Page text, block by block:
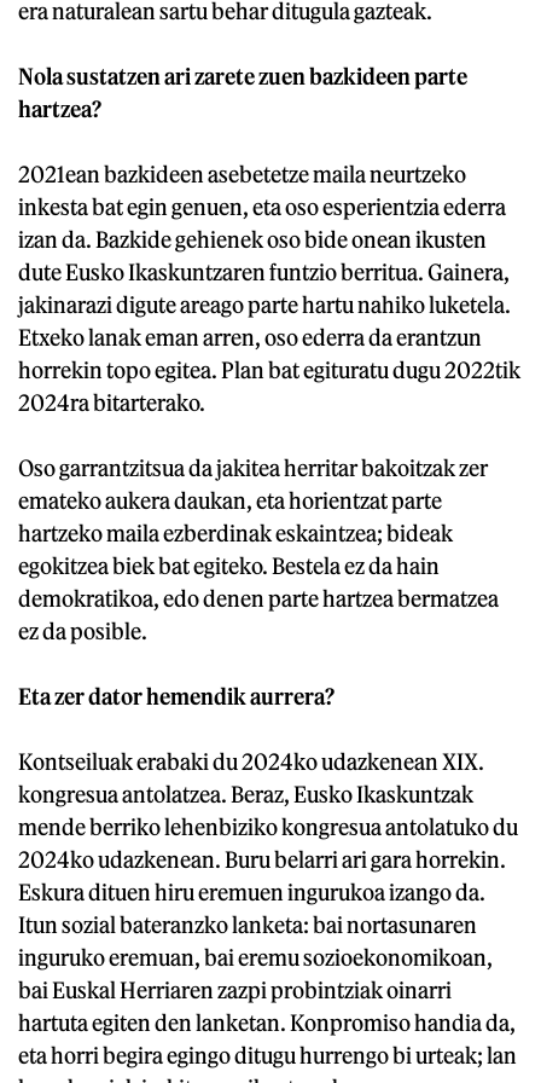
era naturalean sartu behar ditugula gazteak.
Nola sustatzen ari zarete zuen bazkideen parte
hartzea?
2021ean bazkideen asebetetze maila neurtzeko
inkesta bat egin genuen, eta oso esperientzia ederra
izan da. Bazkide gehienek oso bide onean ikusten
dute Eusko Ikaskuntzaren funtzio berritua. Gainera,
jakinarazi digute areago parte hartu nahiko luketela.
Etxeko lanak eman arren, oso ederra da erantzun
horrekin topo egitea. Plan bat egituratu dugu 2022tik
2024ra bitarterako.
Oso garrantzitsua da jakitea herritar bakoitzak zer
emateko aukera daukan, eta horientzat parte
hartzeko maila ezberdinak eskaintzea; bideak
egokitzea biek bat egiteko. Bestela ez da hain
demokratikoa, edo denen parte hartzea bermatzea
ez da posible.
Eta zer dator hemendik aurrera?
Kontseiluak erabaki du 2024ko udazkenean XIX.
kongresua antolatzea. Beraz, Eusko Ikaskuntzak
mende berriko lehenbiziko kongresua antolatuko du
2024ko udazkenean. Buru belarri ari gara horrekin.
Eskura dituen hiru eremuen ingurukoa izango da.
Itun sozial bateranzko lanketa: bai nortasunaren
inguruko eremuan, bai eremu sozioekonomikoan,
bai Euskal Herriaren zazpi probintziak oinarri
hartuta egiten den lanketan. Konpromiso handia da,
eta horri begira egingo ditugu hurrengo bi urteak; lan